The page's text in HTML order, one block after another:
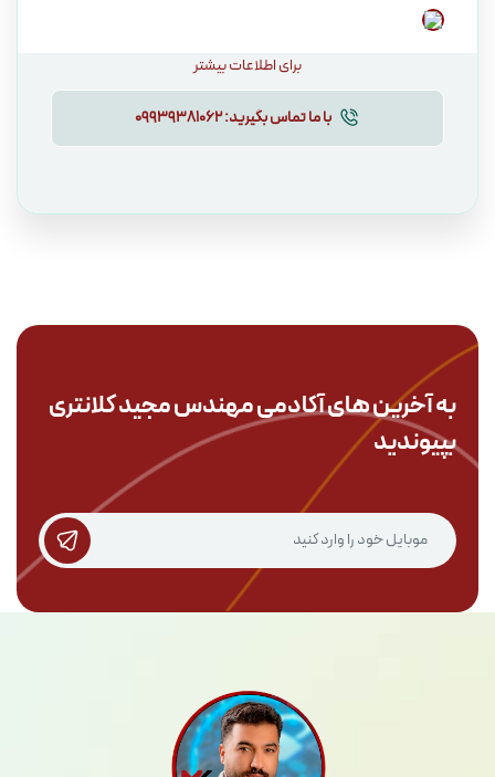
برای اطلاعات بیشتر
با ما تماس بگیرید:09939381062
به آخرین های آکادمیمهندس مجید کلانتری
بپیوندید